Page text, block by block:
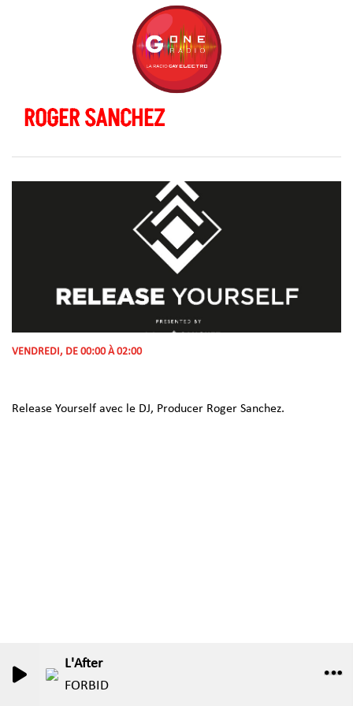
L'After
FORBID
ROGER SANCHEZ
VENDREDI, DE 00:00 À 02:00
Release Yourself avec le DJ, Producer Roger Sanchez.